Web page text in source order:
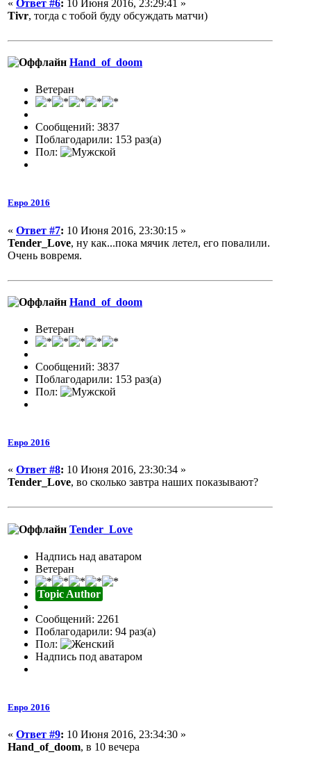
« Ответ #6: 10 Июня 2016, 23:29:41 »
Tivr, тогда с тобой буду обсуждать матчи)
Hand_of_doom
Ветеран
Сообщений: 3837
Поблагодарили: 153 раз(а)
Пол:
Евро 2016
« Ответ #7: 10 Июня 2016, 23:30:15 »
Tender_Love, ну как...пока мячик летел, его повалили.
Очень вовремя.
Hand_of_doom
Ветеран
Сообщений: 3837
Поблагодарили: 153 раз(а)
Пол:
Евро 2016
« Ответ #8: 10 Июня 2016, 23:30:34 »
Tender_Love, во сколько завтра наших показывают?
Tender_Love
Надпись над аватаром
Ветеран
Topic Author
Сообщений: 2261
Поблагодарили: 94 раз(а)
Пол:
Надпись под аватаром
Евро 2016
« Ответ #9: 10 Июня 2016, 23:34:30 »
Hand_of_doom, в 10 вечера